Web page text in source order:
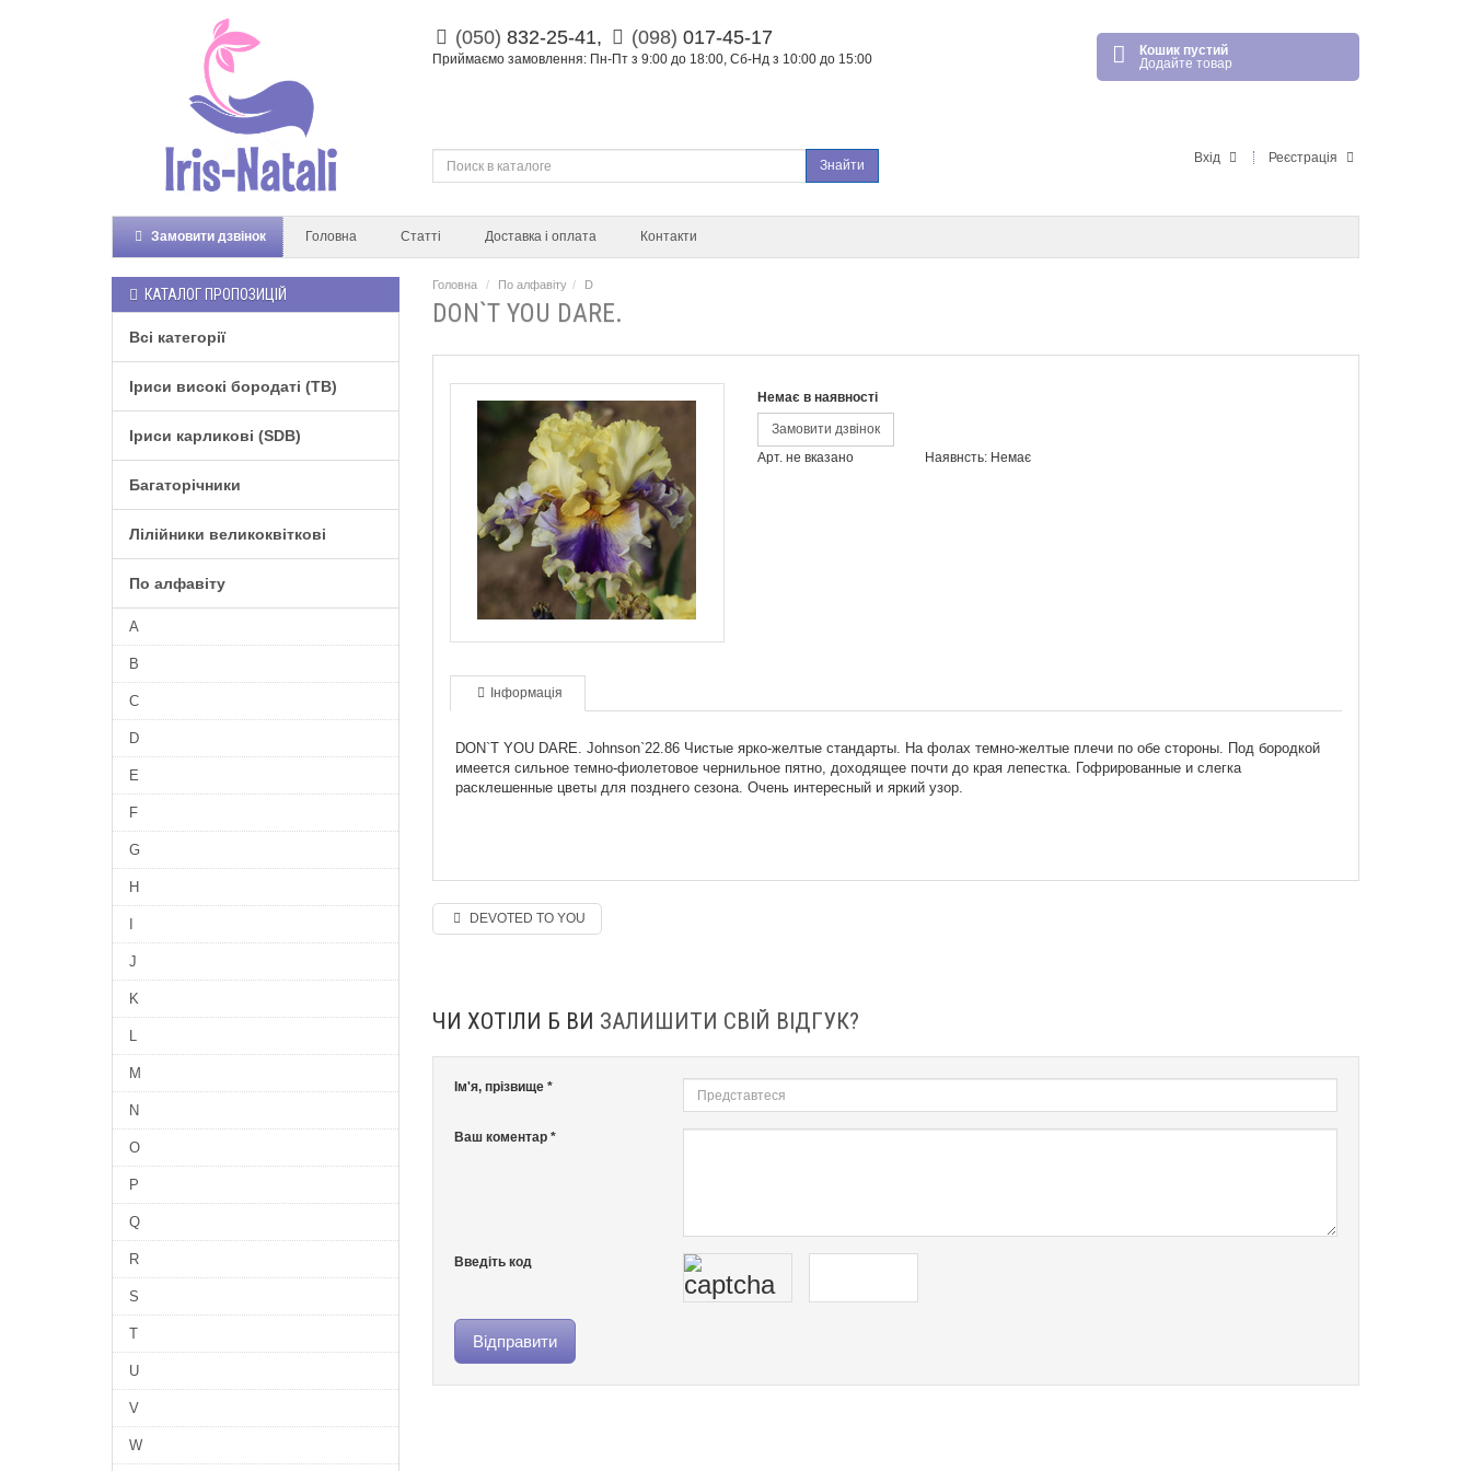
(050) 832-25-41, (098) 017-45-17
Приймаємо замовлення: Пн-Пт з 9:00 до 18:00, Сб-Нд з 10:00 до 15:00
Кошик пустий
Додайте товар
Знайти Вхід Реєстрація
Замовити дзвінок Головна Статті Доставка і оплата Контакти
КАТАЛОГ ПРОПОЗИЦІЙ
Всі категорії
Іриси високі бородаті (TB)
Іриси карликові (SDB)
Багаторічники
Лілійники великоквіткові
По алфавіту
A
B
C
D
E
F
G
H
J
K
L
M
N
O
P
Q
R
S
T
U
V
W
Головна По алфавіту D
DON`T YOU DARE.
Немає в наявності
Замовити дзвінок
Арт. не вказано
Наявнсть: Немає
Інформація
DON`T YOU DARE. Johnson`22.86 Чистые ярко-желтые стандарты. На фолах темно-желтые плечи по обе стороны. Под бородкой
имеется сильное темно-фиолетовое чернильное пятно, доходящее почти до края лепестка. Гофрированные и слегка
расклешенные цветы для позднего сезона. Очень интересный и яркий узор.
DEVOTED TO YOU
ЧИ ХОТІЛИ Б ВИ ЗАЛИШИТИ СВІЙ ВІДГУК?
Ім'я, прізвище *
Ваш коментар *
Введіть код